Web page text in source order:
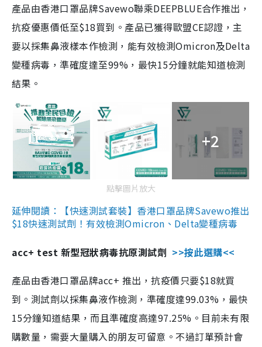
產品由香港口罩品牌Savewo聯乘DEEPBLUE合作推出，
抗疫優惠價低至$18買到。產品已獲得歐盟CE認證，主
要以採集鼻液樣本作檢測，能有效檢測Omicron及Delta
變種病毒，準確度達至99%，最快15分鐘就能知道檢測
結果。
+2
點擊圖片放大
延伸閱讀：【快速測試套裝】香港口罩品牌Savewo推出
$18快速測試劑！有效檢測Omicron、Delta變種病毒
acc+ test 新型冠狀病毒抗原測試劑 >>按此選購<<
產品由香港口罩品牌acc+ 推出，抗疫價只要$18就買
到。測試劑以採集鼻液作檢測，準確度達99.03%，最快
15分鐘知道結果，而且準確度高達97.25%。目前未有限
購數量，需要大量購入的朋友可留意。不過訂單預計會